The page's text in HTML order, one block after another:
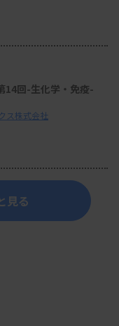
回-生化学・免疫-
ス株式会社
見る